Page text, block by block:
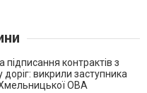
підписання контрактів з
доріг: викрили заступника
ОВА